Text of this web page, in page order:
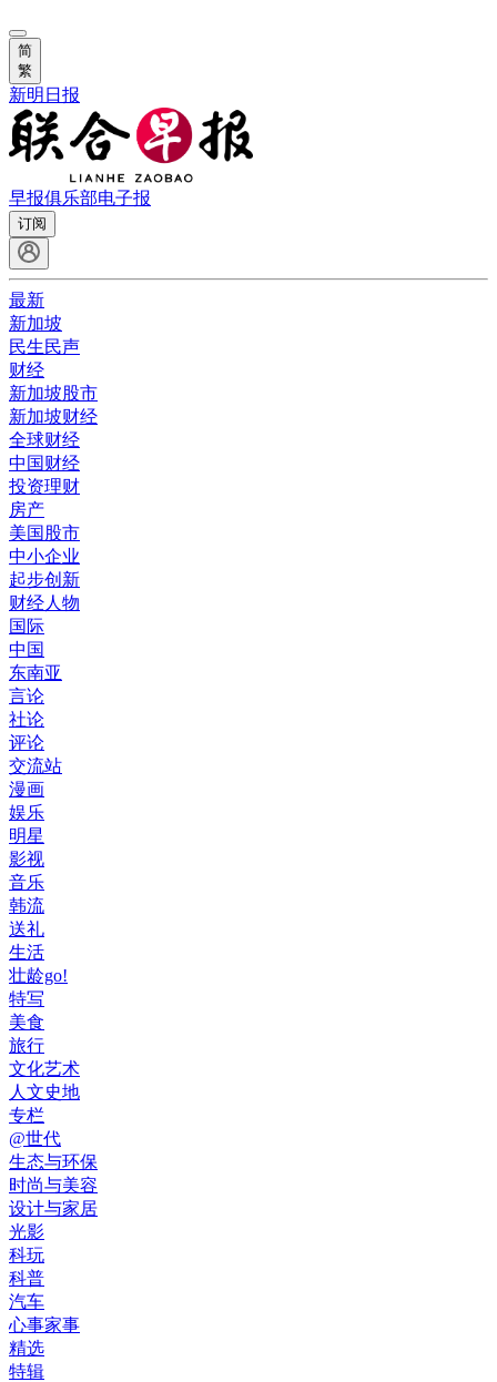
简
繁
新明日报
早报俱乐部电子报
订阅
最新
新加坡
民生民声
财经
新加坡股市
新加坡财经
全球财经
中国财经
投资理财
房产
美国股市
中小企业
起步创新
财经人物
国际
中国
东南亚
言论
社论
评论
交流站
漫画
娱乐
明星
影视
音乐
韩流
送礼
生活
壮龄go!
特写
美食
旅行
文化艺术
人文史地
专栏
@世代
生态与环保
时尚与美容
设计与家居
光影
科玩
科普
汽车
心事家事
精选
特辑